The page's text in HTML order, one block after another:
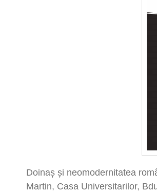
Doinaș și neomodernitatea
Martin, Casa Universitarilor,